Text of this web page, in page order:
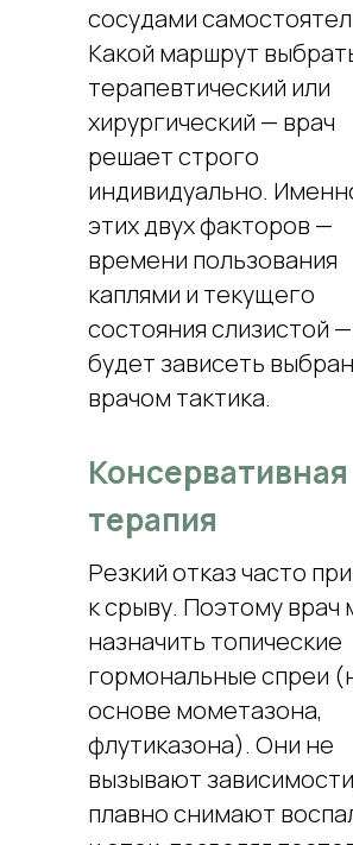
сосудами
Какой маршрут
терапевтический или
хирургический — врач
решает строго
индивидуально.
этих двух факторов —
времени пользования
каплями и текущего
состояния слизистой
будет зависеть
врачом тактика.
Консервативная
терапия
Резкий отказ часто
к срыву. Поэтому врач
назначить топические
гормональные спреи
основе мометазона,
флутиказона). Они не
вызывают
плавно снимают